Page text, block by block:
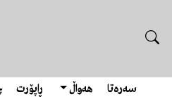
سەرەتا هەواڵ ڕاپۆرت